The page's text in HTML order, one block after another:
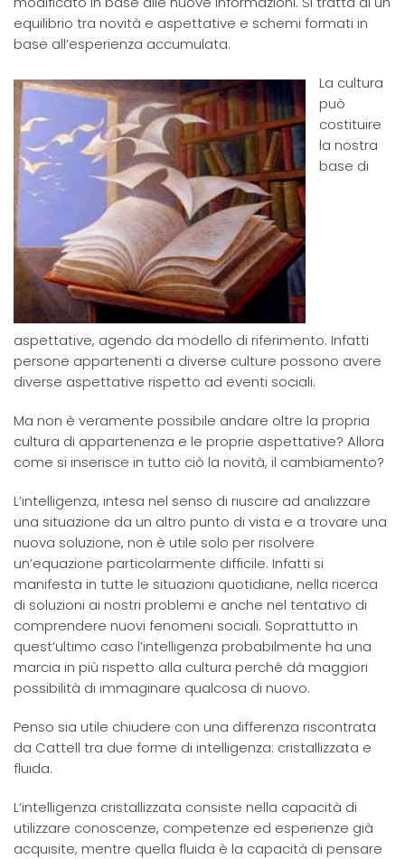
equilibrio tra novità e aspettative e schemi formati in
base all’esperienza accumulata.
La cultura
può
costituire
la nostra
base di
aspettative, agendo da modello di riferimento. Infatti
persone appartenenti a diverse culture possono avere
diverse aspettative rispetto ad eventi sociali.
Ma non è veramente possibile andare oltre la propria
cultura di appartenenza e le proprie aspettative? Allora
come si inserisce in tutto ciò la novità, il cambiamento?
L’intelligenza, intesa nel senso di riuscire ad analizzare
una situazione da un altro punto di vista e a trovare una
nuova soluzione, non è utile solo per risolvere
un’equazione particolarmente difficile. Infatti si
manifesta in tutte le situazioni quotidiane, nella ricerca
di soluzioni ai nostri problemi e anche nel tentativo di
comprendere nuovi fenomeni sociali. Soprattutto in
quest’ultimo caso l’intelligenza probabilmente ha una
marcia in più rispetto alla cultura perché dà maggiori
possibilità di immaginare qualcosa di nuovo.
Penso sia utile chiudere con una differenza riscontrata
da Cattell tra due forme di intelligenza: cristallizzata e
fluida.
L’intelligenza cristallizzata consiste nella capacità di
utilizzare conoscenze, competenze ed esperienze già
acquisite, mentre quella fluida è la capacità di pensare